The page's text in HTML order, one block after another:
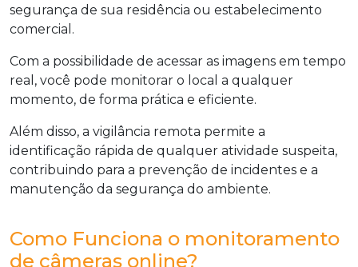
segurança de sua residência ou estabelecimento
comercial.
Com a possibilidade de acessar as imagens em tempo
real, você pode monitorar o local a qualquer
momento, de forma prática e eficiente.
Além disso, a vigilância remota permite a
identificação rápida de qualquer atividade suspeita,
contribuindo para a prevenção de incidentes e a
manutenção da segurança do ambiente.
Como Funciona o monitoramento
de câmeras online?